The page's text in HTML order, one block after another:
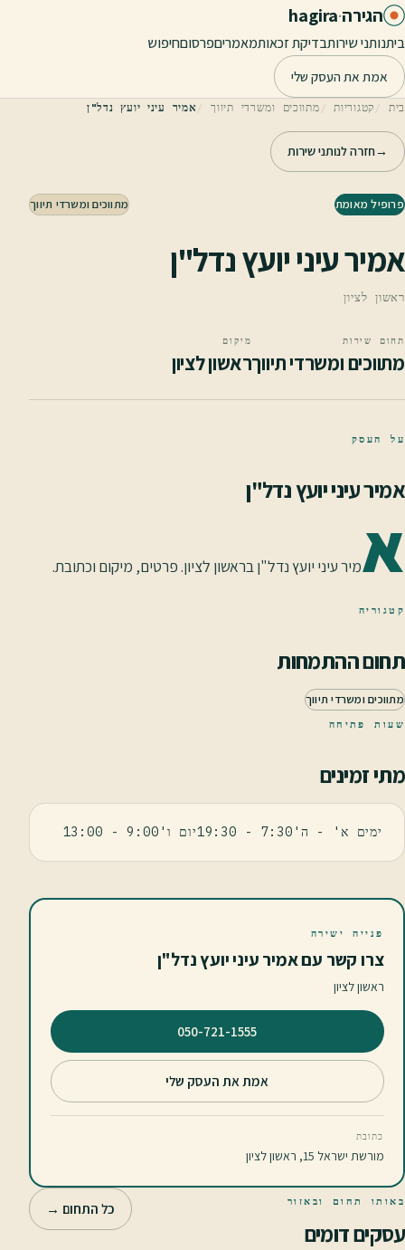
דלג לתוכן הראשי
הגירה·
hagira
ביתנותני שירותבדיקת זכאותמאמריםפרסוםחיפוש
אמת את העסק שלי
בית קטגוריות מתווכים ומשרדי תיווך אמיר עיני יועץ נדל"ן
→חזרה לנותני שירות
פרופיל מאומת מתווכים ומשרדי תיווך
אמיר עיני יועץ נדל"ן
ראשון לציון
תחום שירות
מתווכים ומשרדי תיווך
מיקום
ראשון לציון
על העסק
אמיר עיני יועץ נדל"ן
אמיר עיני יועץ נדל"ן בראשון לציון. פרטים, מיקום וכתובת.
קטגוריה
תחום ההתמחות
מתווכים ומשרדי תיווך
שעות פתיחה
מתי זמינים
ימים א' - ה'7:30 - 19:30יום ו'9:00 - 13:00
פנייה ישירה
צרו קשר עם אמיר עיני יועץ נדל"ן
ראשון לציון
⁦050-721-1555⁩
אמת את העסק שלי
כתובת
מורשת ישראל 15, ראשון לציון
באותו תחום ובאזור
עסקים דומים
כל התחום →